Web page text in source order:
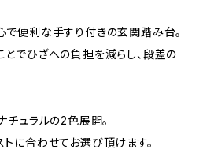
で便利な手すり付きの玄関踏み台。
とでひざへの負担を減らし、段差の
チュラルの2色展開。
に合わせてお選び頂けます。